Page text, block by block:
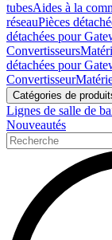
tubesAides à la
réseauPièces
détachées pour
Convertisseurs
détachées pour
Convertisseur
Catégories de
Lignes de salle de
Nouveautés